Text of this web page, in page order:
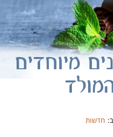
מיוחדים
חדשות